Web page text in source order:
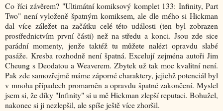
Co říci závěrem? "Ultimátní komiksový komplet 133: Infinity, Part
Two" není vyloženě špatným komiksem, ale dle mého si Hickman
dal více záležet na začátku celé této události (ten byl zobrazen
prostřednictvím první části) než na středu a konci. Jsou zde sice
parádní momenty, jenže taktéž tu můžete nalézt opravdu slabé
pasáže. Kresba rozhodně není špatná. Excelují zejména autoři Jim
Cheung s Deodatou a Weaverem. Zbytek už tak moc kvalitní není.
Pak zde samozřejmě máme záporné charaktery, jejichž potenciál byl
v mnoha případech promarněn a opravdu špatné zakončení. Myslel
jsem si, že díky "Infinity" si u mě Hickman zlepší reputaci. Bohužel,
nakonec si ji nezlepšil, ale spíše ještě více zhoršil.